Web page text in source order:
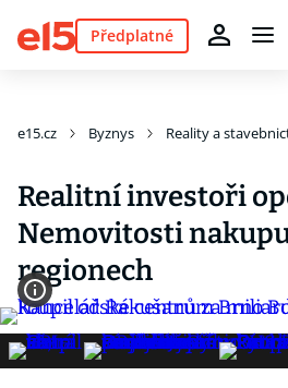
Předplatné
e15.cz Byznys Reality a
Realitní investoři
Nemovitosti
regionech